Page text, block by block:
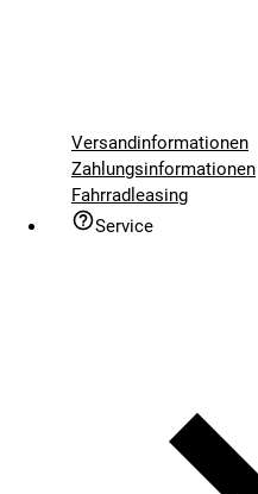
Versandinformationen
Zahlungsinformationen
Fahrradleasing
Service